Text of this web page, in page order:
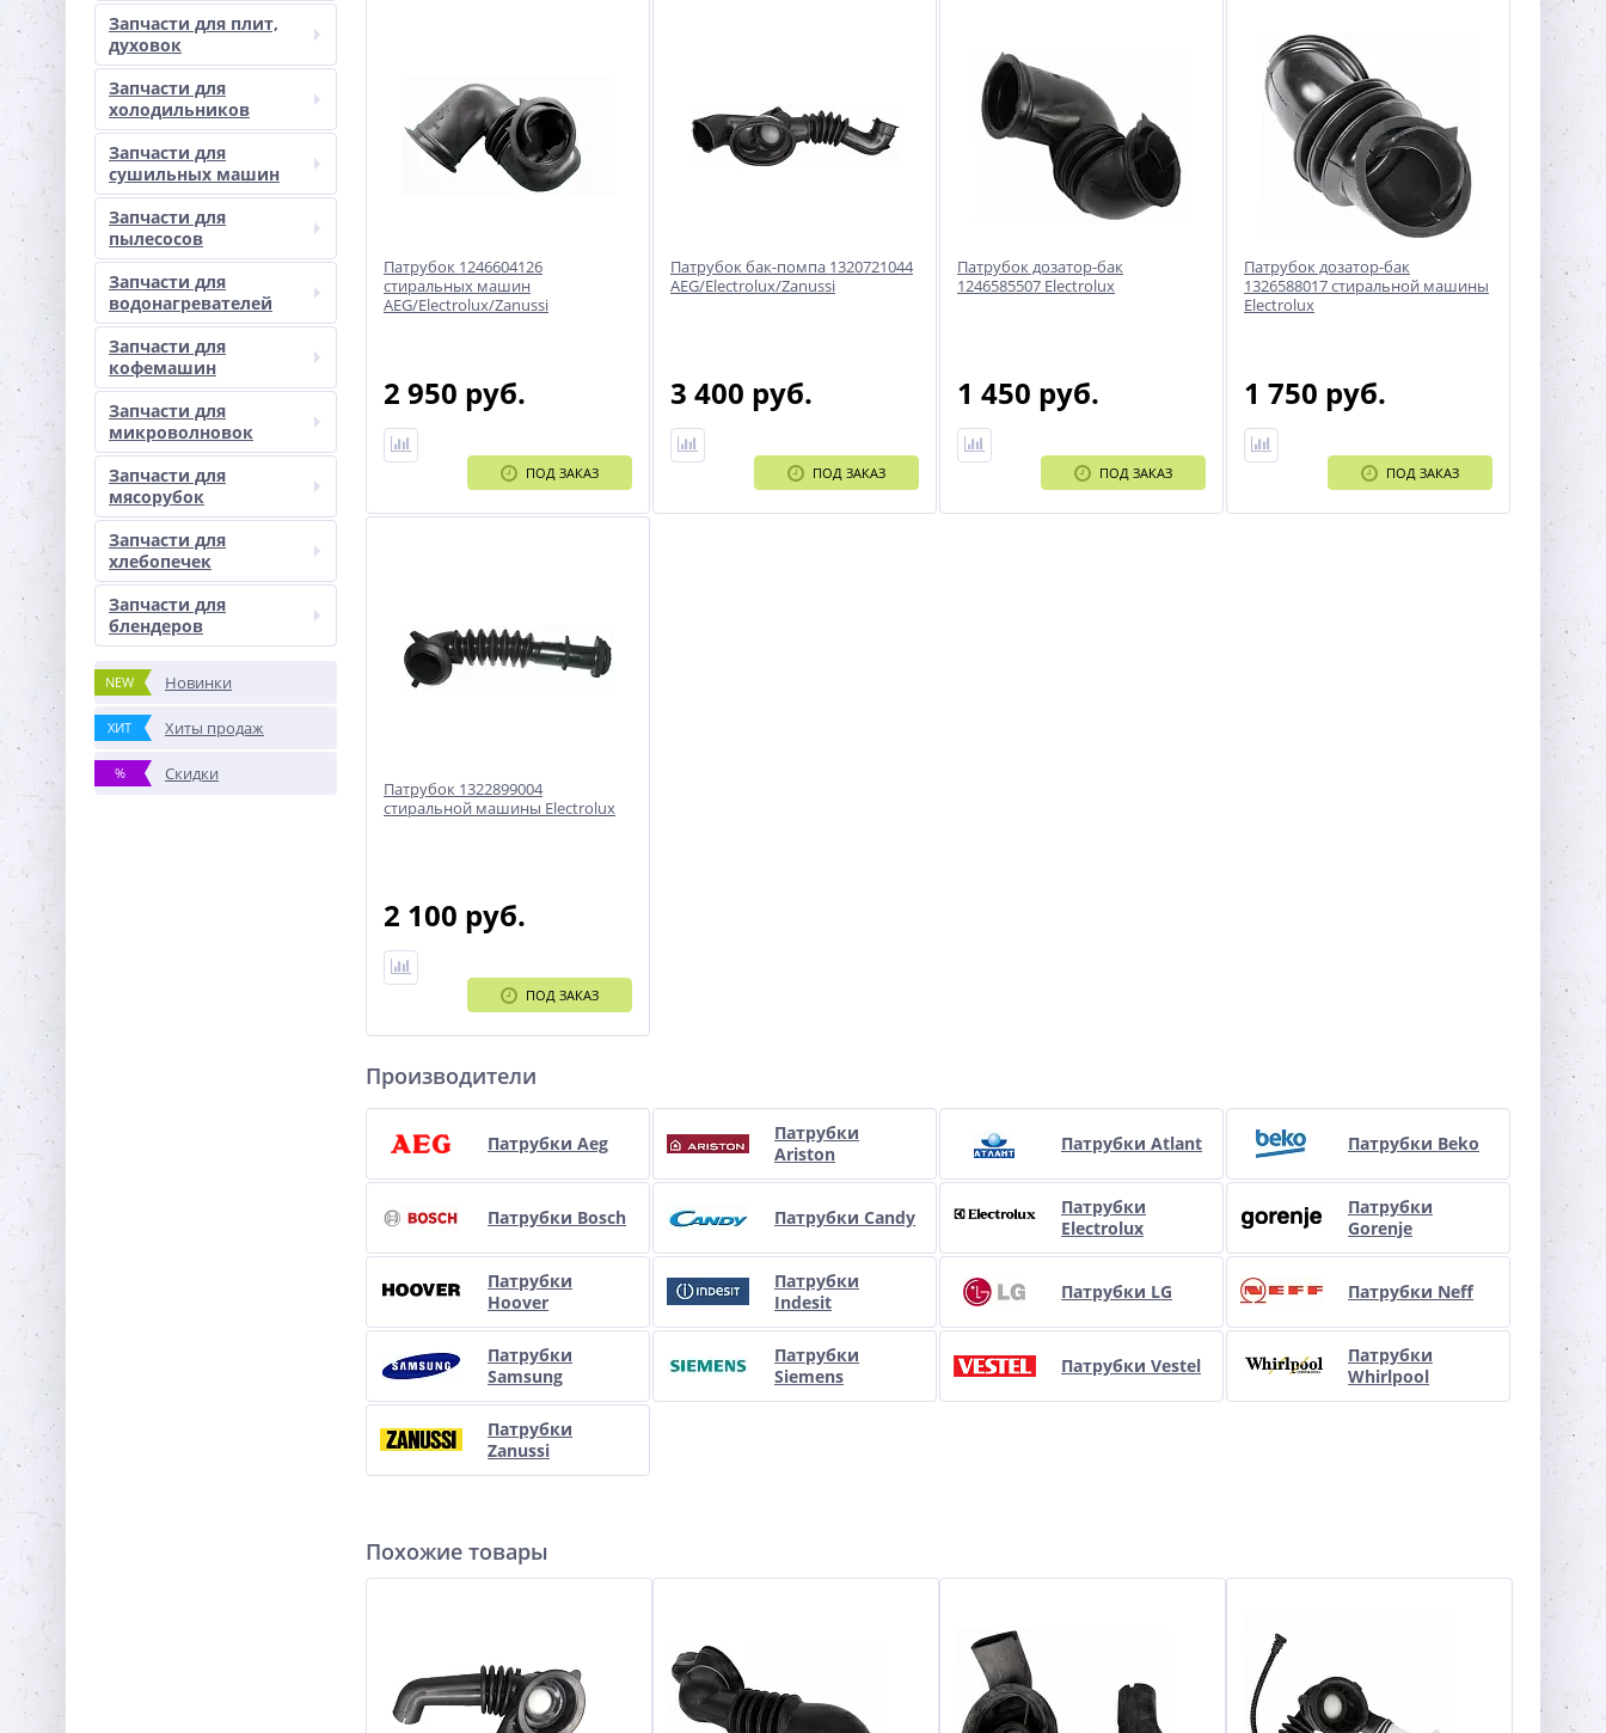
Запчасти для плит,
духовок
Запчасти для
холодильников
Запчасти для
сушильных машин
Запчасти для
пылесосов
Запчасти для
водонагревателей
Запчасти для
кофемашин
Запчасти для
микроволновок
Запчасти для
мясорубок
Запчасти для
хлебопечек
Запчасти для
блендеров
NEW Новинки
ХИТ Хиты продаж
% Скидки
Патрубок 1246604126
стиральных машин
AEG/Electrolux/Zanussi
2 950 руб.
ПОД ЗАКАЗ
Патрубок бак-помпа 1320721044
AEG/Electrolux/Zanussi
3 400 руб.
ПОД ЗАКАЗ
Патрубок дозатор-бак
1246585507 Electrolux
1 450 руб.
ПОД ЗАКАЗ
Патрубок дозатор-бак
1326588017 стиральной машины
Electrolux
1 750 руб.
ПОД ЗАКАЗ
Патрубок 1322899004
стиральной машины Electrolux
2 100 руб.
ПОД ЗАКАЗ
Производители
Патрубки Aeg
Патрубки
Ariston
Патрубки Atlant Патрубки Beko
Патрубки Bosch Патрубки Candy
Патрубки
Electrolux
Патрубки
Gorenje
Патрубки
Hoover
Патрубки
Indesit
Патрубки LG Патрубки Neff
Патрубки
Samsung
Патрубки
Siemens
Патрубки Vestel
Патрубки
Whirlpool
Патрубки
Zanussi
Похожие товары